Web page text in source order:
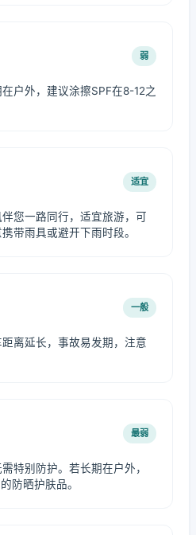
弱
户外，建议涂擦SPF在8-12之
适宜
您一路同行，适宜旅游，可
带雨具或避开下雨时段。
一般
离延长，事故易发期，注意
最弱
特别防护。若长期在户外，
防晒护肤品。